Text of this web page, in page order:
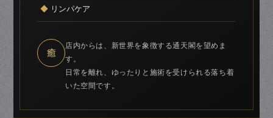
◆ リンパケア
癒
店内からは、新世界を象徴する通天閣を望めま
す。
日常を離れ、ゆったりと施術を受けられる落ち着
いた空間です。